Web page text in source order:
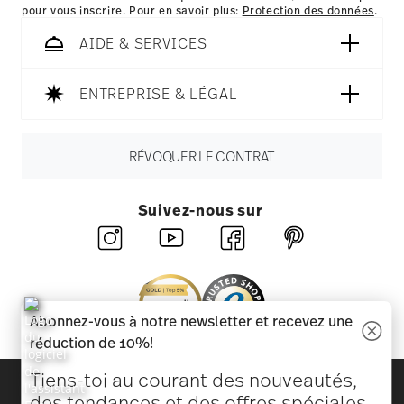
pour vous inscrire. Pour en savoir plus: Protection des données.
AIDE & SERVICES
ENTREPRISE & LÉGAL
RÉVOQUER LE CONTRAT
Suivez-nous sur
Découvrez toutes nos marques
Abonnez-vous à notre newsletter et recevez une
réduction de 10%!
Tiens-toi au courant des nouveautés,